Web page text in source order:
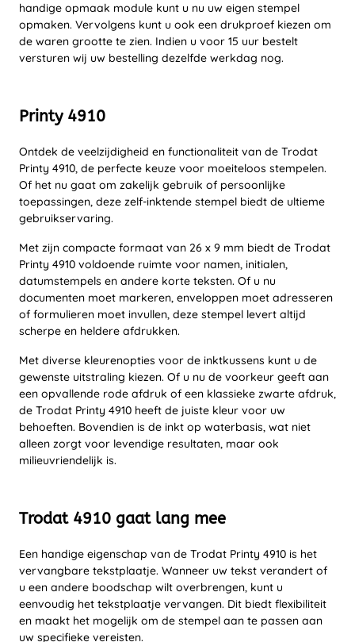
handige opmaak module kunt u nu uw eigen stempel
opmaken. Vervolgens kunt u ook een drukproef kiezen om
de waren grootte te zien. Indien u voor 15 uur bestelt
versturen wij uw bestelling dezelfde werkdag nog.
Printy 4910
Ontdek de veelzijdigheid en functionaliteit van de Trodat
Printy 4910, de perfecte keuze voor moeiteloos stempelen.
Of het nu gaat om zakelijk gebruik of persoonlijke
toepassingen, deze zelf-inktende stempel biedt de ultieme
gebruikservaring.
Met zijn compacte formaat van 26 x 9 mm biedt de Trodat
Printy 4910 voldoende ruimte voor namen, initialen,
datumstempels en andere korte teksten. Of u nu
documenten moet markeren, enveloppen moet adresseren
of formulieren moet invullen, deze stempel levert altijd
scherpe en heldere afdrukken.
Met diverse kleurenopties voor de inktkussens kunt u de
gewenste uitstraling kiezen. Of u nu de voorkeur geeft aan
een opvallende rode afdruk of een klassieke zwarte afdruk,
de Trodat Printy 4910 heeft de juiste kleur voor uw
behoeften. Bovendien is de inkt op waterbasis, wat niet
alleen zorgt voor levendige resultaten, maar ook
milieuvriendelijk is.
Trodat 4910 gaat lang mee
Een handige eigenschap van de Trodat Printy 4910 is het
vervangbare tekstplaatje. Wanneer uw tekst verandert of
u een andere boodschap wilt overbrengen, kunt u
eenvoudig het tekstplaatje vervangen. Dit biedt flexibiliteit
en maakt het mogelijk om de stempel aan te passen aan
uw specifieke vereisten.